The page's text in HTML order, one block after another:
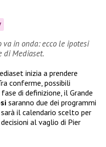
va in onda: ecco le ipotesi
di Mediaset.
inizia a prendere
conferme, possibili
di definizione, il Grande
saranno due dei programmi
il calendario scelto per
al vaglio di Pier